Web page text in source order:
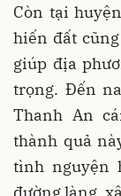
Còn tại
hiến đất
giúp địa
trọng. Đến
Thanh An
thành quả
tình nguyện
đường làng,